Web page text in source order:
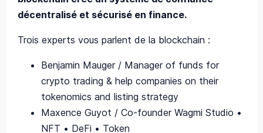
décentralisé et sécurisé en finance.
Trois experts vous parlent de la blockchain :
Benjamin Mauger / Manager of funds for
crypto trading & help companies on their
tokenomics and listing strategy
Maxence Guyot / Co-founder Wagmi Studio •
NFT • DeFi • Token